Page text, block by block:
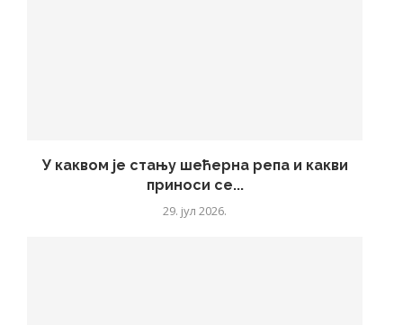
У каквом је стању шећерна репа и какви
приноси се...
29. јул 2026.